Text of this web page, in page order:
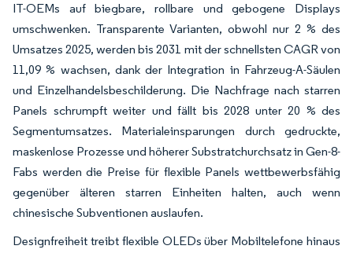
IT-OEMs auf biegbare, rollbare und gebogene Displays
umschwenken. Transparente Varianten, obwohl nur 2 % des
Umsatzes 2025, werden bis 2031 mit der schnellsten CAGR von
11,09 % wachsen, dank der Integration in Fahrzeug-A-Säulen
und Einzelhandelsbeschilderung. Die Nachfrage nach starren
Panels schrumpft weiter und fällt bis 2028 unter 20 % des
Segmentumsatzes. Materialeinsparungen durch gedruckte,
maskenlose Prozesse und höherer Substratchurchsatz in Gen-8-
Fabs werden die Preise für flexible Panels wettbewerbsfähig
gegenüber älteren starren Einheiten halten, auch wenn
chinesische Subventionen auslaufen.
Designfreiheit treibt flexible OLEDs über Mobiltelefone hinaus